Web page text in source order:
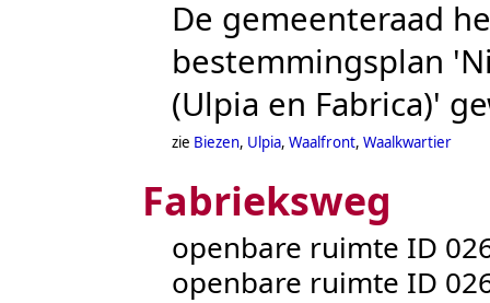
De gemeenteraad
bestemmingsplan
(Ulpia en Fabrica)'
zie Biezen, Ulpia, Waalfront, Waalkwartier
Fabrieksweg
openbare ruimte ID
openbare ruimte ID